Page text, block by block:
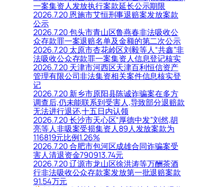
一案集资人发放执行案款延长公示期限
2026.7.20 恩施市艾恒刑事退赔案发放案款
公示
2026.7.20 包头市青山区鲁燕春非法吸收公
众存款罪一案退赔名单及金额的第二次公示
2026.7.20 太原市杏花岭区刘毅等人“共鑫”非
法吸收公众存款罪一案集资人信息登记核实
2026.7.20 天津市河西区天津百利恒信资产
管理有限公司非法集资相关案件信息核实登
记
2026.7.20 新乡市原阳县陈诚诈骗案在多方
调查后,仍未能联系到受害人,导致部分退赔款
无法进行退还,十五日内认领
2026.7.20 长沙市天心区“厚德中发”刘然,胡
亮等人非吸案受损集资人89人发放案款为
116819元比例1.26%
2026.7.20 合肥市包河区成雄合同诈骗案受
害人清退资金790913.74元
2026.7.20 辽源市龙山区徐洪涛等万酬茶酒
行非法吸收公众存款案发放第一批退赔案款
91.54万元